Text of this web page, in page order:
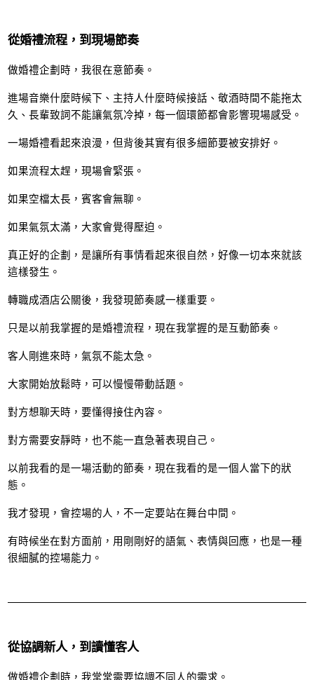
從婚禮流程，到現場節奏
做婚禮企劃時，我很在意節奏。
進場音樂什麼時候下、主持人什麼時候接話、敬酒時間不能拖太
久、長輩致詞不能讓氣氛冷掉，每一個環節都會影響現場感受。
一場婚禮看起來浪漫，但背後其實有很多細節要被安排好。
如果流程太趕，現場會緊張。
如果空檔太長，賓客會無聊。
如果氣氛太滿，大家會覺得壓迫。
真正好的企劃，是讓所有事情看起來很自然，好像一切本來就該
這樣發生。
轉職成酒店公關後，我發現節奏感一樣重要。
只是以前我掌握的是婚禮流程，現在我掌握的是互動節奏。
客人剛進來時，氣氛不能太急。
大家開始放鬆時，可以慢慢帶動話題。
對方想聊天時，要懂得接住內容。
對方需要安靜時，也不能一直急著表現自己。
以前我看的是一場活動的節奏，現在我看的是一個人當下的狀
態。
我才發現，會控場的人，不一定要站在舞台中間。
有時候坐在對方面前，用剛剛好的語氣、表情與回應，也是一種
很細膩的控場能力。
從協調新人，到讀懂客人
做婚禮企劃時，我常常需要協調不同人的需求。